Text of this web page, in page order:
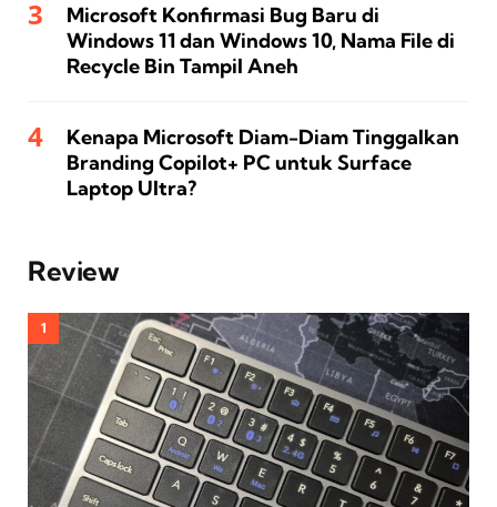
Microsoft Konfirmasi Bug Baru di
Windows 11 dan Windows 10, Nama File di
Recycle Bin Tampil Aneh
Kenapa Microsoft Diam-Diam Tinggalkan
Branding Copilot+ PC untuk Surface
Laptop Ultra?
Review